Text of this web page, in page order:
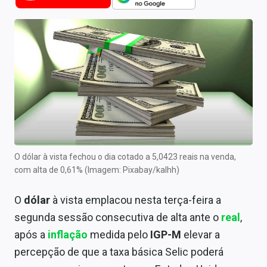
Newsletters
Cotações
Comprar ou vender?
Carteiras Recomendadas
Central de Dividendos
Central de Fundos Imobiliários
Central dos IPOs
Finanças Pessoais
Mercados
O dólar à vista fechou o dia cotado a 5,0423 reais na venda,
com alta de 0,61% (Imagem: Pixabay/kalhh)
O dólar à vista emplacou nesta terça-feira a
segunda sessão consecutiva de alta ante o real ,
após a inflação medida pelo IGP-M elevar a
percepção de que a taxa básica Selic poderá